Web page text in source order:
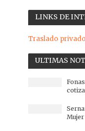
LINKS DE
Traslado
ULTIMAS